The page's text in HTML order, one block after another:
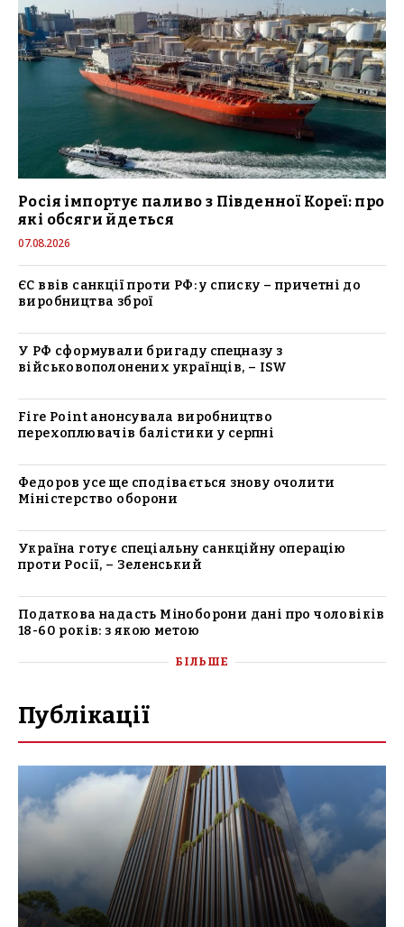
Росія імпортує паливо з Південної Кореї: про
які обсяги йдеться
07.08.2026
ЄС ввів санкції проти РФ: у списку – причетні до
виробництва зброї
У РФ сформували бригаду спецназу з
військовополонених українців, – ISW
Fire Point анонсувала виробництво
перехоплювачів балістики у серпні
Федоров усе ще сподівається знову очолити
Міністерство оборони
Україна готує спеціальну санкційну операцію
проти Росії, – Зеленський
Податкова надасть Міноборони дані про чоловіків
18-60 років: з якою метою
БІЛЬШЕ
Публікації